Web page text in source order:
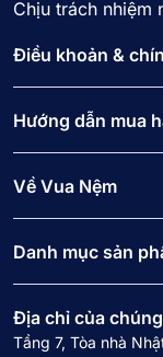
Chịu trách nhiệm
Điều khoản &
Hướng dẫn mua
Về Vua Nệm
Danh mục sản
Địa chỉ của
Tầng 7, Tòa nhà